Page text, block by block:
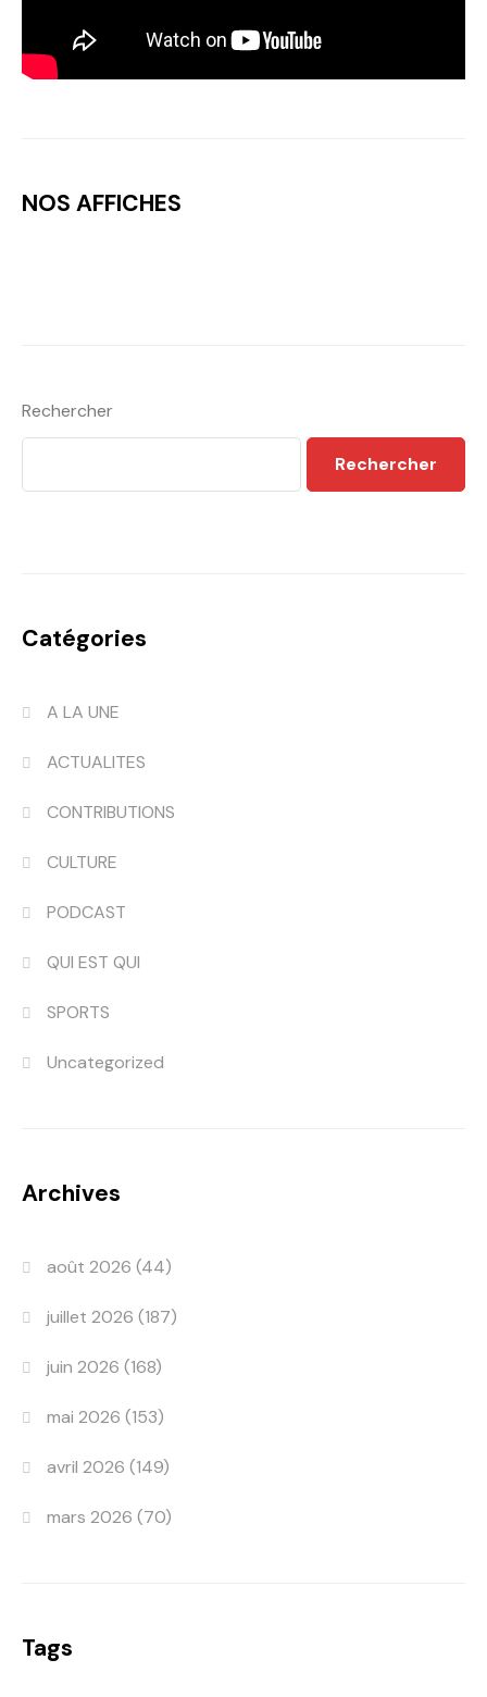
NOS AFFICHES
Rechercher
Rechercher
Catégories
A LA UNE
ACTUALITES
CONTRIBUTIONS
CULTURE
PODCAST
QUI EST QUI
SPORTS
Uncategorized
Archives
août 2026 (44)
juillet 2026 (187)
juin 2026 (168)
mai 2026 (153)
avril 2026 (149)
mars 2026 (70)
Tags